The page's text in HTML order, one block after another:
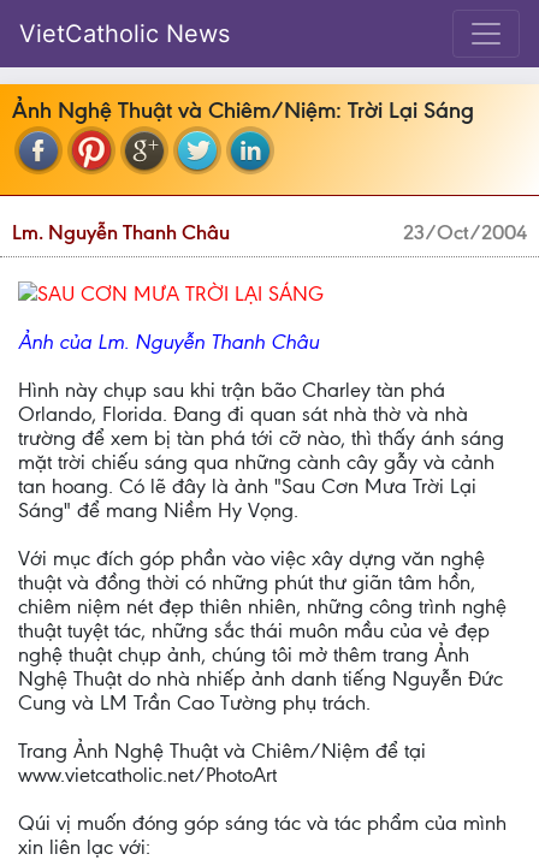
VietCatholic News
Ảnh Nghệ Thuật và Chiêm/Niệm: Trời Lại Sáng
Lm. Nguyễn Thanh Châu 23/Oct/2004
SAU CƠN MƯA TRỜI LẠI SÁNG
Ảnh của Lm. Nguyễn Thanh Châu
Hình này chụp sau khi trận bão Charley tàn phá
Orlando, Florida. Đang đi quan sát nhà thờ và nhà
trường để xem bị tàn phá tới cỡ nào, thì thấy ánh sáng
mặt trời chiếu sáng qua những cành cây gẫy và cảnh
tan hoang. Có lẽ đây là ảnh "Sau Cơn Mưa Trời Lại
Sáng" để mang Niềm Hy Vọng.
Với mục đích góp phần vào việc xây dựng văn nghệ
thuật và đồng thời có những phút thư giãn tâm hồn,
chiêm niệm nét đẹp thiên nhiên, những công trình nghệ
thuật tuyệt tác, những sắc thái muôn mầu của vẻ đẹp
nghệ thuật chụp ảnh, chúng tôi mở thêm trang Ảnh
Nghệ Thuật do nhà nhiếp ảnh danh tiếng Nguyễn Đức
Cung và LM Trần Cao Tường phụ trách.
Trang Ảnh Nghệ Thuật và Chiêm/Niệm để tại
www.vietcatholic.net/PhotoArt
Qúi vị muốn đóng góp sáng tác và tác phẩm của mình
xin liên lạc với: